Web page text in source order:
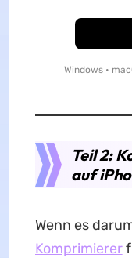
Windows •
Teil 2:
auf
Wenn es
Komprimierer